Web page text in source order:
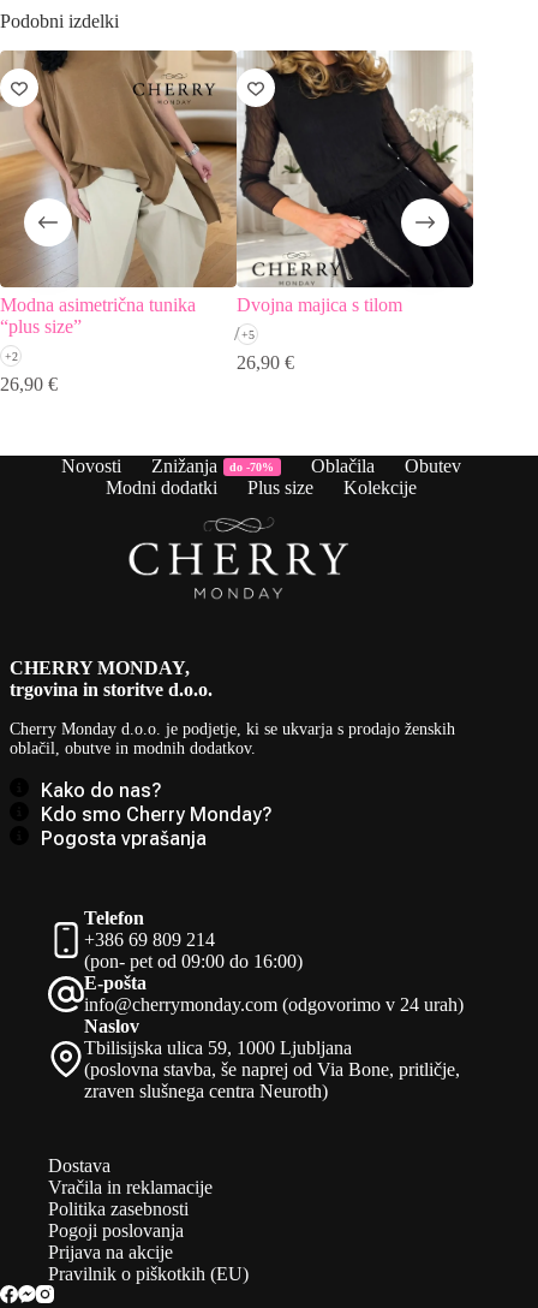
Podobni izdelki
Modna asimetrična tunika
“plus size”
+2
26,90 €
Dvojna majica s tilom
+5
26,90€
Novosti
Znižanja do -70% Oblačila
Obutev
Modni dodatki
Plus size Kolekcije
CHERRY MONDAY,
trgovina in storitve d.o.o.
Cherry Monday d.o.o. je podjetje, ki se ukvarja s prodajo ženskih
oblačil, obutve in modnih dodatkov.
Kako do nas?
Kdo smo Cherry Monday?
Pogosta vprašanja
Telefon
+386 69 809 214
(pon- pet od 09:00 do 16:00)
E-pošta
info@cherrymonday.com (odgovorimo v 24 urah)
Naslov
Tbilisijska ulica 59, 1000 Ljubljana
(poslovna stavba, še naprej od Via Bone, pritličje,
zraven slušnega centra Neuroth)
Dostava
Vračila in reklamacije
Politika zasebnosti
Pogoji poslovanja
Prijava na akcije
Pravilnik o piškotkih (EU)